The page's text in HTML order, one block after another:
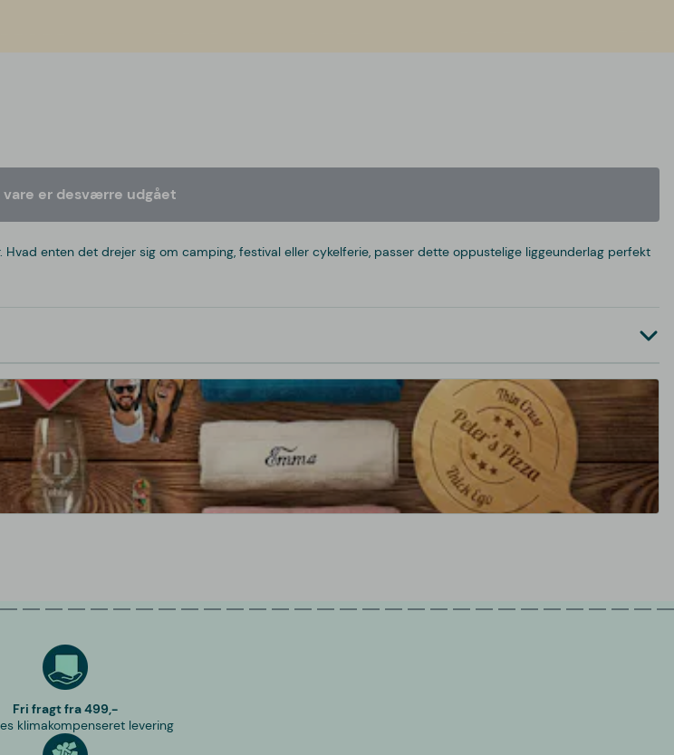
vare er desværre udgået
enten det drejer sig om camping, festival eller cykelferie, passer dette oppustelige liggeunderlag perfekt
Fri fragt fra 499,-
klimakompenseret levering